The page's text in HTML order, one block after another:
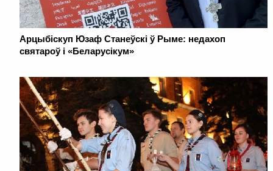
Арцыбіскуп Юзаф Станеўскі ў Рыме: недахоп
святароў і «Беларусікум»